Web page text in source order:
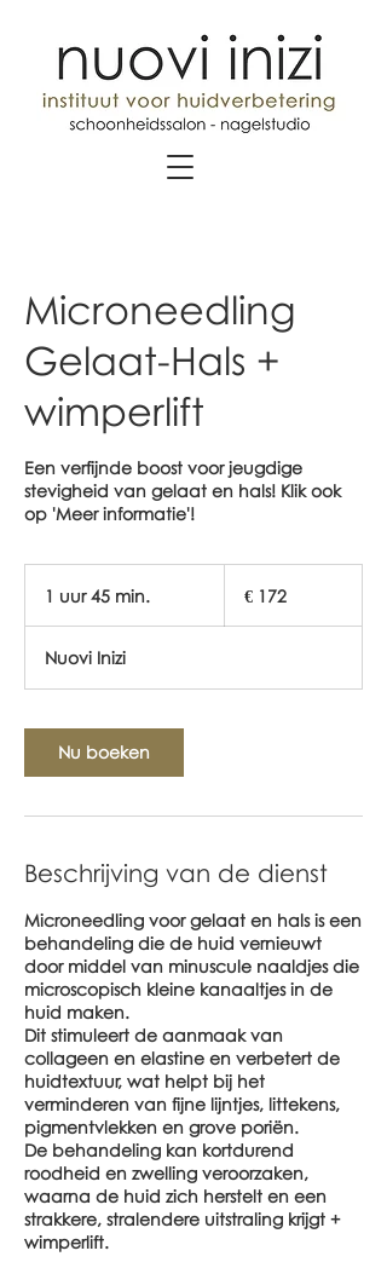
Microneedling
Gelaat-Hals +
wimperlift
Een verfijnde boost voor jeugdige
stevigheid van gelaat en hals! Klik ook
op 'Meer informatie'!
1 uur 45 min.
5
i
.
€ 172
Nuovi Inizi
Nu boeken
Beschrijving van de dienst
Microneedling voor gelaat en hals is een
behandeling die de huid vernieuwt
door middel van minuscule naaldjes die
microscopisch kleine kanaaltjes in de
huid maken.
Dit stimuleert de aanmaak van
collageen en elastine en verbetert de
huidtextuur, wat helpt bij het
verminderen van fijne lijntjes, littekens,
pigmentvlekken en grove poriën.
De behandeling kan kortdurend
roodheid en zwelling veroorzaken,
waarna de huid zich herstelt en een
strakkere, stralendere uitstraling krijgt +